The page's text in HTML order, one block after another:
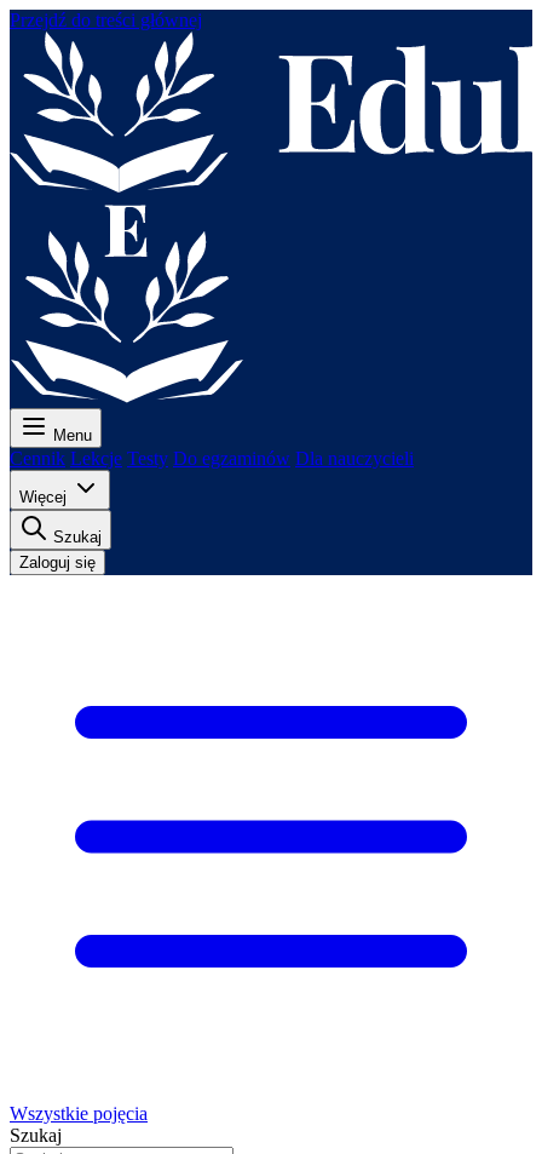
Przejdź do treści głównej
Menu
Cennik Lekcje Testy Do egzaminów Dla nauczycieli
Więcej
Szukaj
Zaloguj się
Wszystkie pojęcia
Szukaj